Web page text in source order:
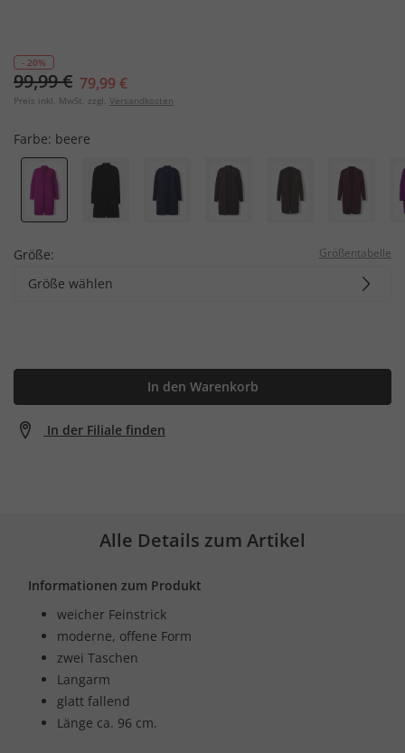
- 20%
99,99 € 79,99 €
Preis inkl. MwSt. zzgl. Versandkosten
Farbe: beere
Größe: Größentabelle
Größe wählen
In den Warenkorb
In der Filiale finden
Alle Details zum Artikel
Informationen zum Produkt
weicher Feinstrick
moderne, offene Form
zwei Taschen
Langarm
glatt fallend
Länge ca. 96 cm.